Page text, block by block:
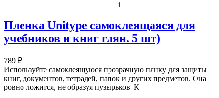
i
Пленка Unitype самоклеящаяся для
учебников и книг глян. 5 шт)
789 ₽
Используйте самоклеящуюся прозрачную плнку для защиты
книг, документов, тетрадей, папок и других предметов. Она
ровно ложится, не образуя пузырьков. К